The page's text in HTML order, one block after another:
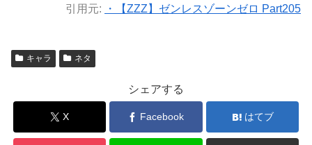
引用元: ・【ZZZ】ゼンレスゾーンゼロ Part205
キャラ ネタ
シェアする
X Facebook はてブ